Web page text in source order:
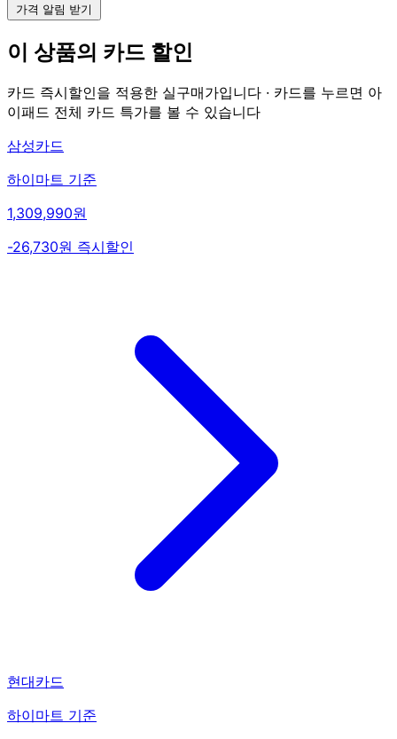
가격 알림 받기
이 상품의 카드 할인
카드 즉시할인을 적용한 실구매가입니다 · 카드를 누르면 아
이패드 전체 카드 특가를 볼 수 있습니다
삼성카드
하이마트 기준
1,309,990원
-26,730원 즉시할인
현대카드
하이마트 기준